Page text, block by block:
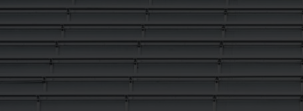
빅뱅